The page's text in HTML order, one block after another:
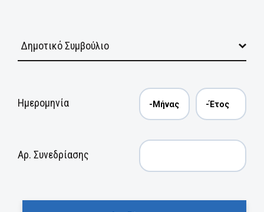
Ημερομηνία
Αρ. Συνεδρίασης